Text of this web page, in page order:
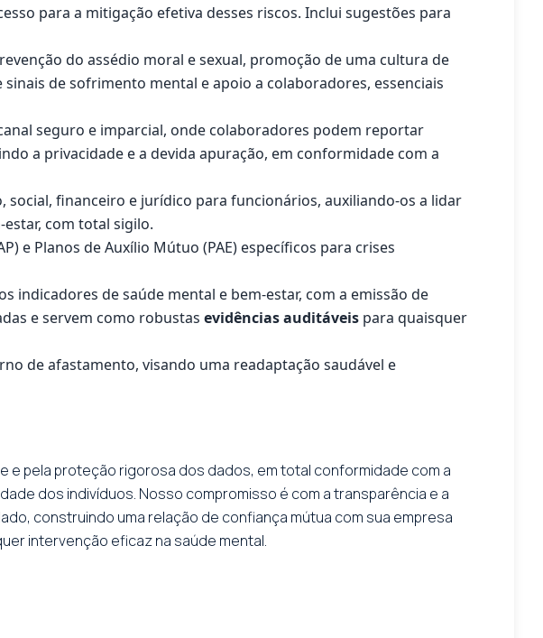
para a mitigação efetiva desses riscos. Inclui sugestões para
do assédio moral e sexual, promoção de uma cultura de
de sofrimento mental e apoio a colaboradores, essenciais
seguro e imparcial, onde colaboradores podem reportar
a privacidade e a devida apuração, em conformidade com a
social, financeiro e jurídico para funcionários, auxiliando-os a lidar
com total sigilo.
e Planos de Auxílio Mútuo (PAE) específicos para crises
indicadores de saúde mental e bem-estar, com a emissão de
e servem como robustas evidências auditáveis para quaisquer
de afastamento, visando uma readaptação saudável e
pela proteção rigorosa dos dados, em total conformidade com a
dos indivíduos. Nosso compromisso é com a transparência e a
construindo uma relação de confiança mútua com sua empresa
intervenção eficaz na saúde mental.